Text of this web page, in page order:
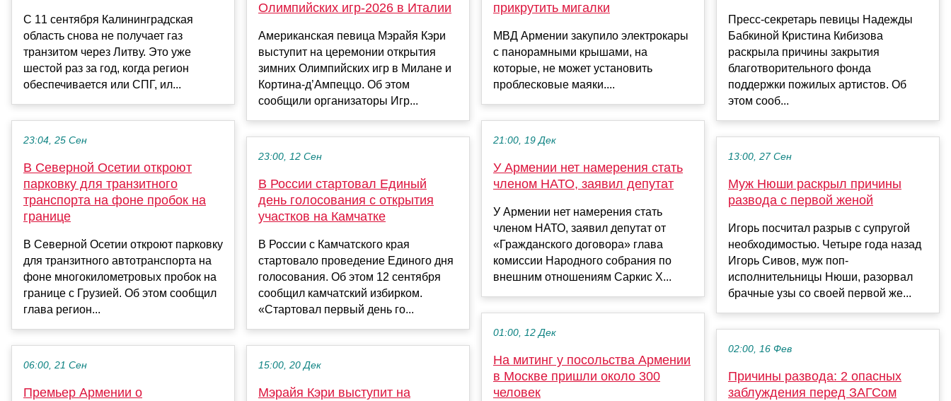
С 11 сентября Калининградская
область снова не получает газ
транзитом через Литву. Это уже
шестой раз за год, когда регион
обеспечивается или СПГ, ил...
23:04, 25 Сен
В Северной Осетии откроют
парковку для транзитного
транспорта на фоне пробок на
границе
В Северной Осетии откроют парковку
для транзитного автотранспорта на
фоне многокилометровых пробок на
границе с Грузией. Об этом сообщил
глава регион...
06:00, 21 Сен
Премьер Армении о
Олимпийских игр-2026 в Италии
Американская певица Мэрайя Кэри
выступит на церемонии открытия
зимних Олимпийских игр в Милане и
Кортина-д’Ампеццо. Об этом
сообщили организаторы Игр...
23:00, 12 Сен
В России стартовал Единый
день голосования с открытия
участков на Камчатке
В России с Камчатского края
стартовало проведение Единого дня
голосования. Об этом 12 сентября
сообщил камчатский избирком.
«Стартовал первый день го...
15:00, 20 Дек
Мэрайя Кэри выступит на
прикрутить мигалки
МВД Армении закупило электрокары
с панорамными крышами, на
которые, не может установить
проблесковые маяки....
21:00, 19 Дек
У Армении нет намерения стать
членом НАТО, заявил депутат
У Армении нет намерения стать
членом НАТО, заявил депутат от
«Гражданского договора» глава
комиссии Народного собрания по
внешним отношениям Саркис Х...
01:00, 12 Дек
На митинг у посольства Армении
в Москве пришли около 300
человек
Пресс-секретарь певицы Надежды
Бабкиной Кристина Кибизова
раскрыла причины закрытия
благотворительного фонда
поддержки пожилых артистов. Об
этом сооб...
13:00, 27 Сен
Муж Нюши раскрыл причины
развода с первой женой
Игорь посчитал разрыв с супругой
необходимостью. Четыре года назад
Игорь Сивов, муж поп-
исполнительницы Нюши, разорвал
брачные узы со своей первой же...
02:00, 16 Фев
Причины развода: 2 опасных
заблуждения перед ЗАГСом